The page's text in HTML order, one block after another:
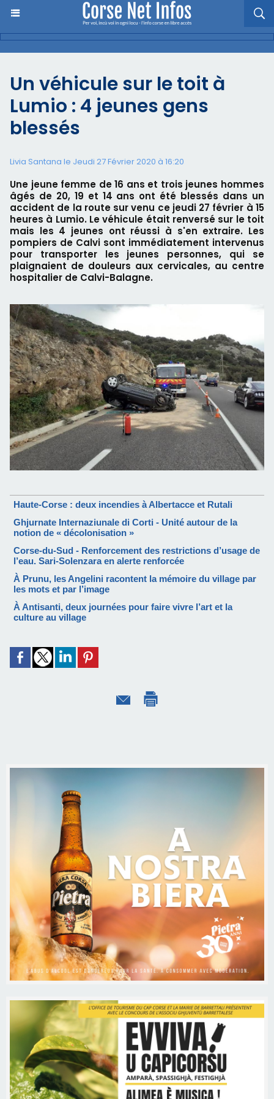
Un véhicule sur le toit à
Lumio : 4 jeunes gens
blessés
Livia Santana le Jeudi 27 Février 2020 à 16:20
Une jeune femme de 16 ans et trois jeunes hommes
âgés de 20, 19 et 14 ans ont été blessés dans un
accident de la route sur venu ce jeudi 27 février à 15
heures à Lumio. Le véhicule était renversé sur le toit
mais les 4 jeunes ont réussi à s'en extraire. Les
pompiers de Calvi sont immédiatement intervenus
pour transporter les jeunes personnes, qui se
plaignaient de douleurs aux cervicales, au centre
hospitalier de Calvi-Balagne.
Haute-Corse : deux incendies à Albertacce et Rutali
Ghjurnate Internaziunale di Corti - Unité autour de la
notion de « décolonisation »
Corse-du-Sud - Renforcement des restrictions d’usage de
l’eau. Sari-Solenzara en alerte renforcée
À Prunu, les Angelini racontent la mémoire du village par
les mots et par l’image
À Antisanti, deux journées pour faire vivre l’art et la
culture au village